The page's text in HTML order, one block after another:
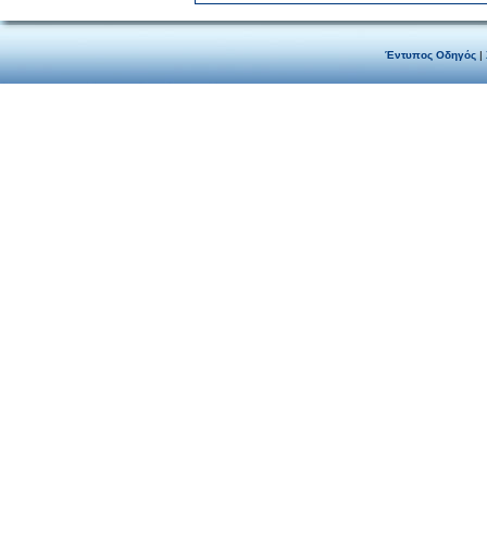
Έντυπος Οδηγός|